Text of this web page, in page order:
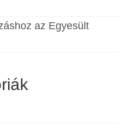
az Egyesült